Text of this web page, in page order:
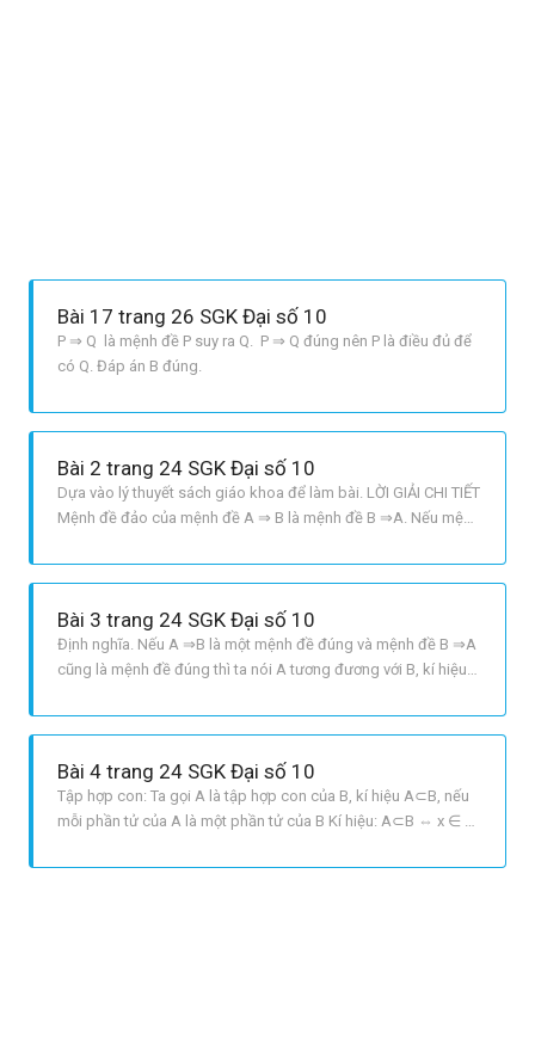
Bài 17 trang 26 SGK Đại số 10
P ⇒ Q là mệnh đề P suy ra Q. P ⇒ Q đúng nên P là điều đủ để
có Q. Đáp án B đúng.
Bài 2 trang 24 SGK Đại số 10
Dựa vào lý thuyết sách giáo khoa để làm bài. LỜI GIẢI CHI TIẾT
Mệnh đề đảo của mệnh đề A ⇒ B là mệnh đề B ⇒A. Nếu mệnh
đúng. Ví dụ 1: A ⇒ B = “Nếu một số nguyên chia hết cho 3 thì
Bài 3 trang 24 SGK Đại số 10
Định nghĩa. Nếu A ⇒B là một mệnh đề đúng và mệnh đề B ⇒A
cũng là mệnh đề đúng thì ta nói A tương đương với B, kí hiệu
B hoặc A khi và chỉ khi B hay A nếu và chỉ nếu B.
Bài 4 trang 24 SGK Đại số 10
Tập hợp con: Ta gọi A là tập hợp con của B, kí hiệu A⊂B, nếu
mỗi phần tử của A là một phần tử của B Kí hiệu: A⊂B ⇔ x ∈ A
nhau, kí hiệu A = B, nếu tất cả phần tử của chúng như nhau Kí